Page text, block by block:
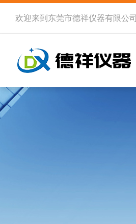
欢迎来到 东莞市德祥仪器有限公司